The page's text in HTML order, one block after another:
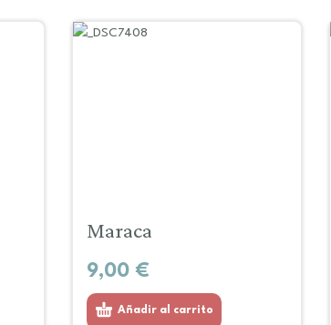
Maraca
9,00 €
Añadir al carrito